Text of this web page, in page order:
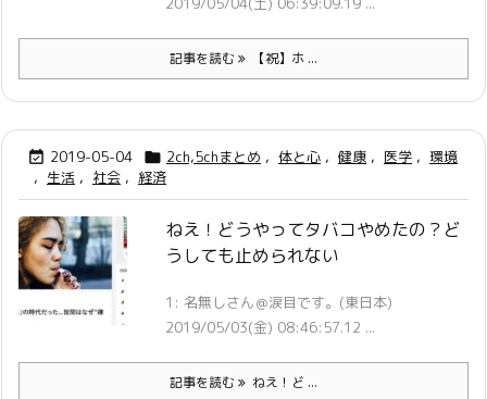
記事を読む 【祝】ホ ...
 2019-05-04  2ch,5chまとめ , 体と心 , 健康 , 医学 , 環境
, 生活 , 社会 , 経済
ねえ！どうやってタバコやめたの？ど
うしても止められない
1: 名無しさん＠涙目です。(東日本)
2019/05/03(金) 08:46:57.12 ...
記事を読む ねえ！ど ...